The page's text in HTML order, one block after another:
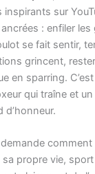
sur
: enfiler les
se fait sentir,
grincent,
en sparring. C’est
qui traîne et
d’honneur.
propre vie,